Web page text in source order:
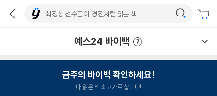
예스24 바이백
금주의 바이백 확인하세요!
다 읽은 책 최고가로 삽니다!